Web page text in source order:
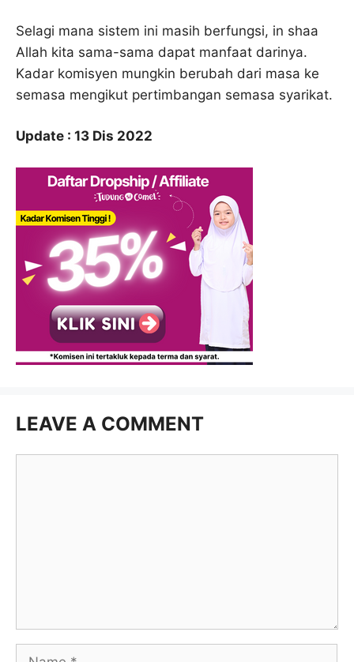
Selagi mana sistem ini masih berfungsi, in shaa
Allah kita sama-sama dapat manfaat darinya.
Kadar komisyen mungkin berubah dari masa ke
semasa mengikut pertimbangan semasa syarikat.
Update : 13 Dis 2022
LEAVE A COMMENT
Name